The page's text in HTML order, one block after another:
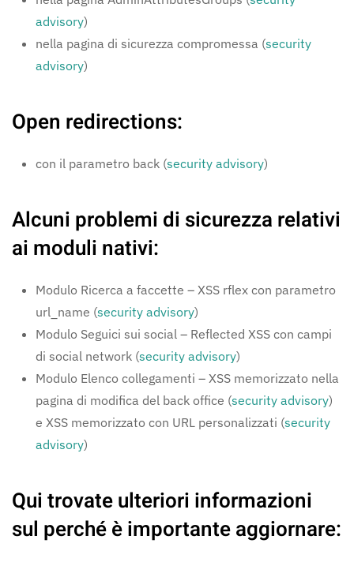
advisory)
nella pagina di sicurezza compromessa (security
advisory)
Open redirections:
con il parametro back (security advisory)
Alcuni problemi di sicurezza relativi
ai moduli nativi:
Modulo Ricerca a faccette – XSS rflex con parametro
url_name (security advisory)
Modulo Seguici sui social – Reflected XSS con campi
di social network (security advisory)
Modulo Elenco collegamenti – XSS memorizzato nella
pagina di modifica del back office (security advisory)
e XSS memorizzato con URL personalizzati (security
advisory)
Qui trovate ulteriori informazioni
sul perché è importante aggiornare: